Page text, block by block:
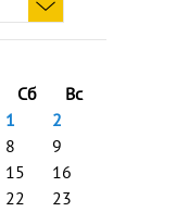
Сб
Вс
1
2
8
9
15
16
22
23